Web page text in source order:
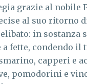
grazie al nobile
al suo
in
a fette, condendo il
capperi e
pomodorini e